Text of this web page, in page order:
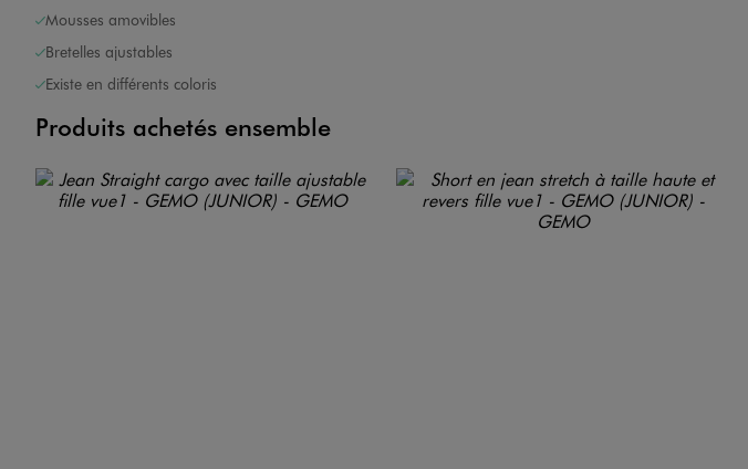
Mousses amovibles
Bretelles ajustables
Existe en différents coloris
Produits achetés ensemble